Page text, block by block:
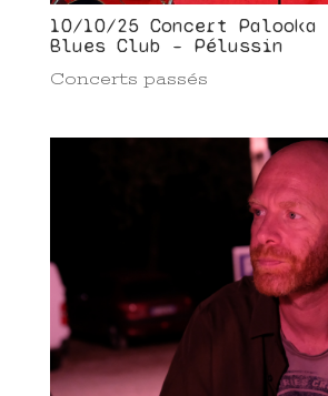
10/10/25 Concert
Blues Club – Pélussin
Concerts passés